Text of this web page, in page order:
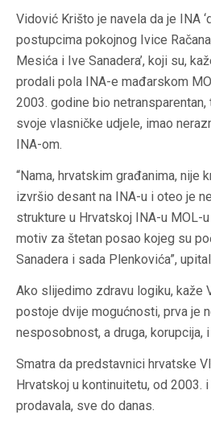
Vidović Krišto je navela da je INA
postupcima pokojnog Ivice
Mesića i Ive Sanadera’, koji su,
prodali pola INA-e mađarskom
2003. godine bio netransparentan,
svoje vlasničke udjele, imao
INA-om.
“Nama, hrvatskim građanima, nije
izvršio desant na INA-u i oteo je
strukture u Hrvatskoj INA-u MOL-
motiv za štetan posao kojeg su
Sanadera i sada Plenkovića”,
Ako slijedimo zdravu logiku, kaže
postoje dvije mogućnosti, prva je
nesposobnost, a druga, korupcija,
Smatra da predstavnici hrvatske
Hrvatskoj u kontinuitetu, od 2003.
prodavala, sve do danas.